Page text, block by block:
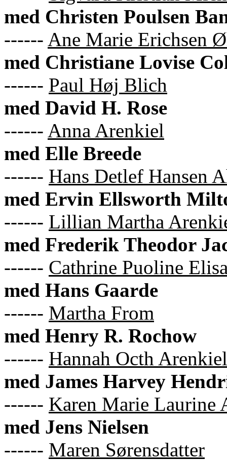
med Christen Poulsen
------ Ane Marie Erichsen
med Christiane Lovise
------ Paul Høj Blich
med David H. Rose
------ Anna Arenkiel
med Elle Breede
------ Hans Detlef Hansen
med Ervin Ellsworth
------ Lillian Martha
med Frederik Theodor
------ Cathrine Puoline
med Hans Gaarde
------ Martha From
med Henry R. Rochow
------ Hannah Octh Arenkiel
med James Harvey
------ Karen Marie Laurine
med Jens Nielsen
------ Maren Sørensdatter